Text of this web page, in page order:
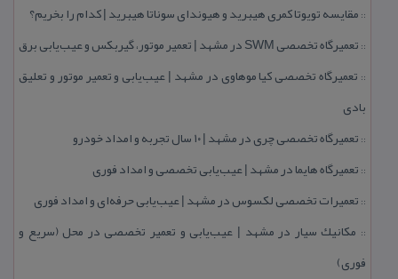
:: مقایسه تویوتا كمری هیبرید و هیوندای سوناتا هیبرید | كدام را بخریم؟
:: تعمیرگاه تخصصی SWM در مشهد | تعمیر موتور، گیربكس و عیب‌یابی برق
:: تعمیرگاه تخصصی كیا موهاوی در مشهد | عیب‌یابی و تعمیر موتور و تعلیق
بادی
:: تعمیرگاه تخصصی چری در مشهد | ۱۰ سال تجربه و امداد خودرو
:: تعمیرگاه هایما در مشهد | عیب‌یابی تخصصی و امداد فوری
:: تعمیرات تخصصی لكسوس در مشهد | عیب‌یابی حرفه‌ای و امداد فوری
:: مكانیك سیار در مشهد | عیب‌یابی و تعمیر تخصصی در محل (سریع و
فوری)